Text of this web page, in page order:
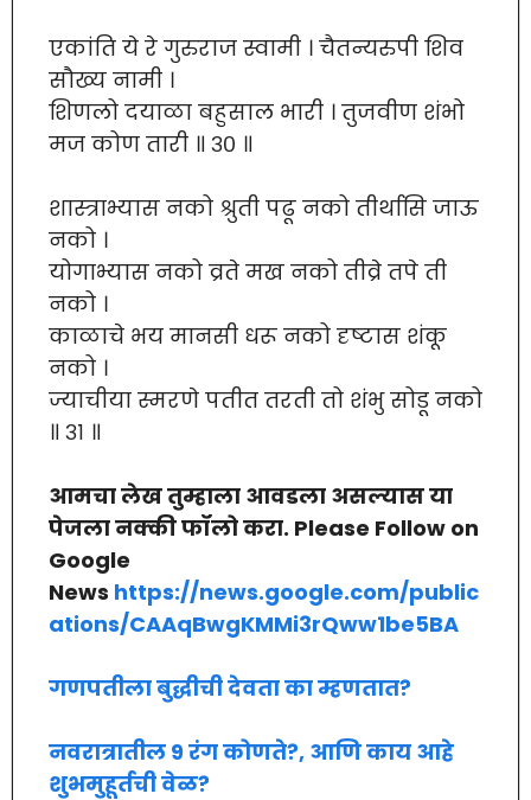
एकांति ये रे गुरुराज स्वामी । चैतन्यरुपी शिव
सौख्य नामी ।
शिणलो दयाळा बहुसाल भारी । तुजवीण शंभो
मज कोण तारी ॥ ३० ॥
शास्त्राभ्यास नको श्रुती पढू नको तीर्थासि जाऊ
नको ।
योगाभ्यास नको व्रते मख नको तीव्रे तपे ती
नको ।
काळाचे भय मानसी धरू नको दृष्टास शंकू
नको ।
ज्याचीया स्मरणे पतीत तरती तो शंभु सोडू नको
॥ ३१ ॥
आमचा लेख तुम्हाला आवडला असल्यास या
पेजला नक्की फॉलो करा. Please Follow on
Google
News https://news.google.com/public
ations/CAAqBwgKMMi3rQww1be5BA
गणपतीला बुद्धीची देवता का म्हणतात?
नवरात्रातील 9 रंग कोणते?, आणि काय आहे
शुभमुहूर्तची वेळ?